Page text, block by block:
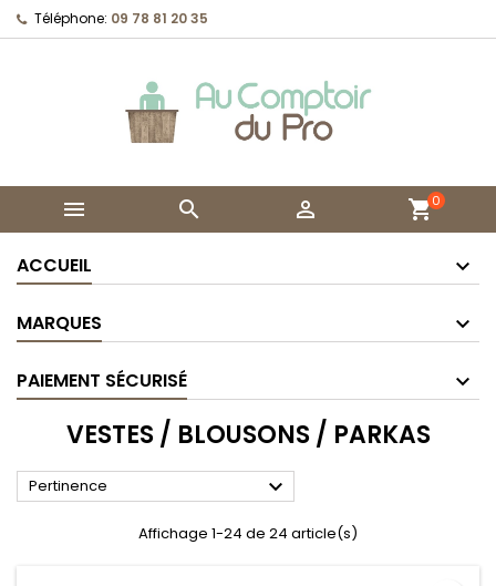
Téléphone: 09 78 81 20 35
   shopping_cart0
ACCUEIL
MARQUES
PAIEMENT SÉCURISÉ
VESTES / BLOUSONS / PARKAS
Pertinence 
Affichage 1-24 de 24 article(s)